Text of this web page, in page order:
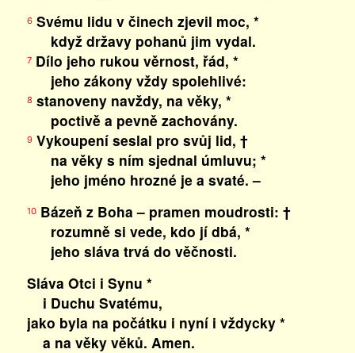
6Svému lidu v činech zjevil moc, *
když državy pohanů jim vydal.
7Dílo jeho rukou věrnost, řád, *
jeho zákony vždy spolehlivé:
8 stanoveny navždy, na věky, *
poctivě a pevně zachovány.
9Vykoupení seslal pro svůj lid, †
na věky s ním sjednal úmluvu; *
jeho jméno hrozné je a svaté. –
10Bázeň z Boha – pramen moudrosti: †
rozumně si vede, kdo jí dbá, *
jeho sláva trvá do věčnosti.
Sláva Otci i Synu *
i Duchu Svatému,
jako byla na počátku i nyní i vždycky *
a na věky věků. Amen.